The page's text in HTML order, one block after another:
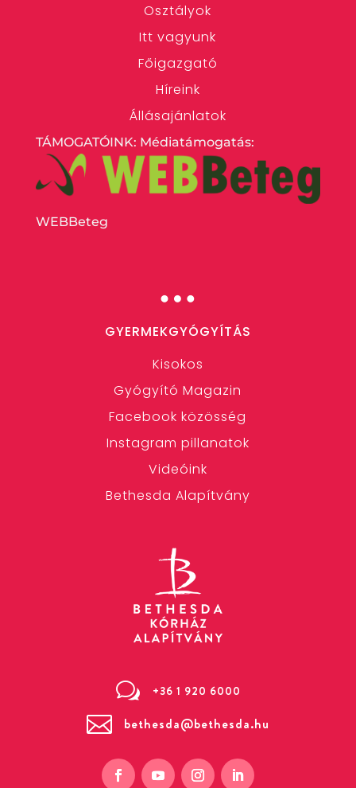
Osztályok
Itt vagyunk
Főigazgató
Híreink
Állásajánlatok
TÁMOGATÓINK: Médiatámogatás:
WEBBeteg
…
GYERMEKGYÓGYÍTÁS
Kisokos
Gyógyító Magazin
Facebook közösség
Instagram pillanatok
Videóink
Bethesda Alapítvány
w +36 1 920 6000
 bethesda@bethesda.hu